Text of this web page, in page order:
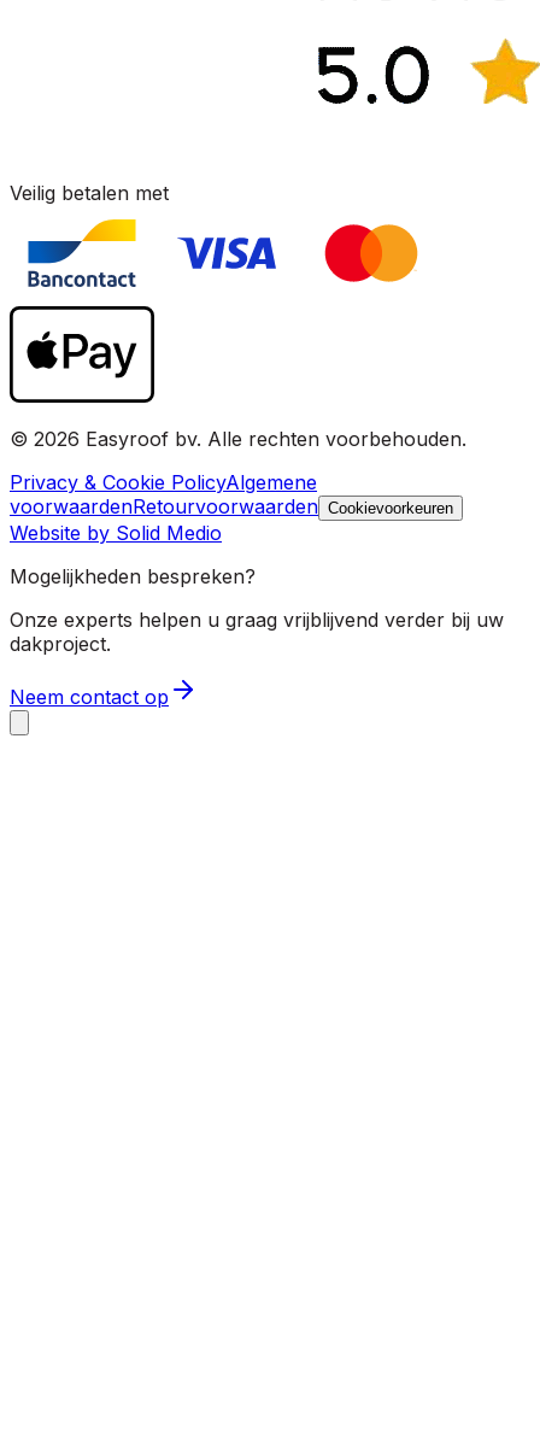
Veilig betalen met
© 2026 Easyroof bv. Alle rechten voorbehouden.
Privacy & Cookie PolicyAlgemene
voorwaardenRetourvoorwaarden Cookievoorkeuren
Website by Solid Medio
Mogelijkheden bespreken?
Onze experts helpen u graag vrijblijvend verder bij uw
dakproject.
Neem contact op